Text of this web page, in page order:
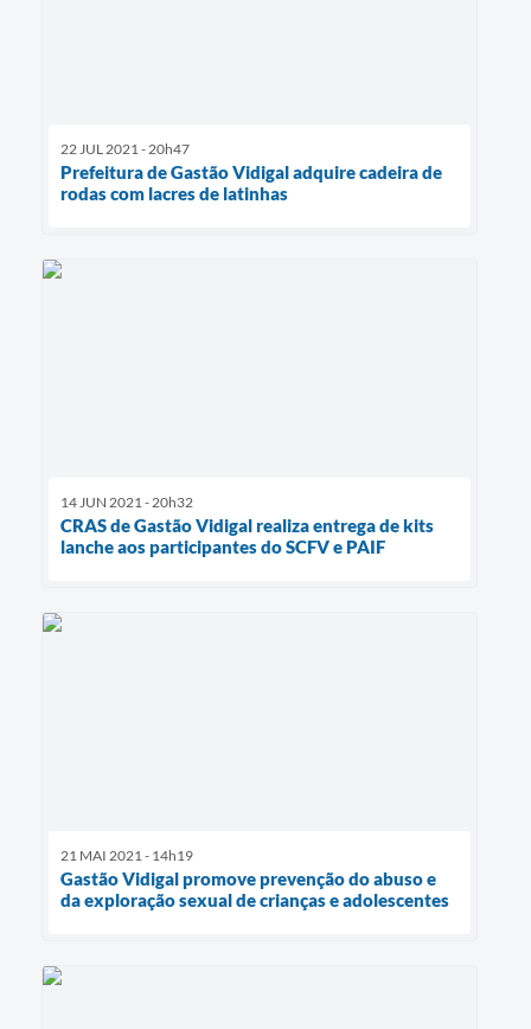
22 JUL 2021 - 20h47
Prefeitura de Gastão Vidigal adquire cadeira de
rodas com lacres de latinhas
14 JUN 2021 - 20h32
CRAS de Gastão Vidigal realiza entrega de kits
lanche aos participantes do SCFV e PAIF
21 MAI 2021 - 14h19
Gastão Vidigal promove prevenção do abuso e
da exploração sexual de crianças e adolescentes